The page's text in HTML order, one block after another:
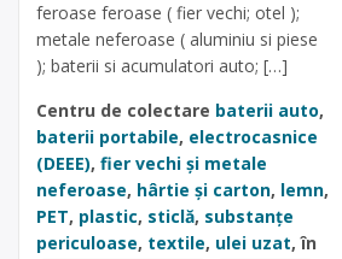
feroase feroase ( fier vechi; otel );
metale neferoase ( aluminiu si piese
); baterii si acumulatori auto; […]
Centru de colectare baterii auto,
baterii portabile, electrocasnice
(DEEE), fier vechi și metale
neferoase, hârtie și carton, lemn,
PET, plastic, sticlă, substanțe
periculoase, textile, ulei uzat, în